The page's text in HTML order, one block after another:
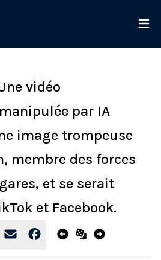
vidéo
par IA
image trompeuse
membre des forces
et se serait
et Facebook.